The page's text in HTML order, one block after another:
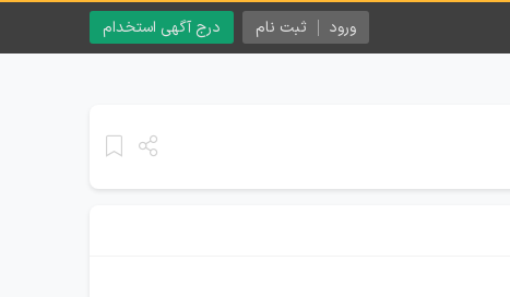
درج آگهی استخدام ورود ثبت نام